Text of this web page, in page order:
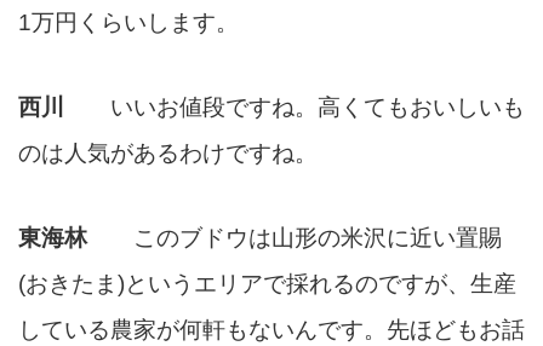
1万円くらいします。
西川 いいお値段ですね。高くてもおいしいも
のは人気があるわけですね。
東海林このブドウは山形の米沢に近い置賜
(おきたま)というエリアで採れるのですが、生産
している農家が何軒もないんです。先ほどもお話